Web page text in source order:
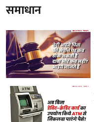
समाधान